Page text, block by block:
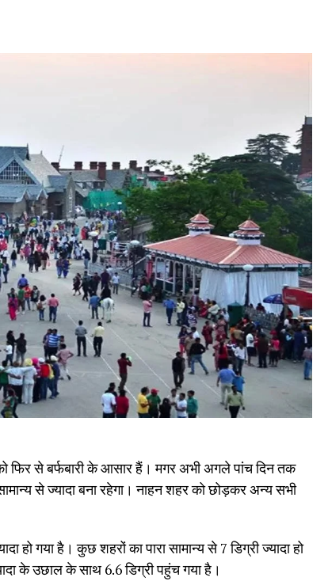
फिर से बर्फबारी के आसार हैं। मगर अभी अगले पांच दिन तक
से ज्यादा बना रहेगा। नाहन शहर को छोड़कर अन्य सभी
हो गया है। कुछ शहरों का पारा सामान्य से 7 डिग्री ज्यादा हो
के उछाल के साथ 6.6 डिग्री पहुंच गया है।